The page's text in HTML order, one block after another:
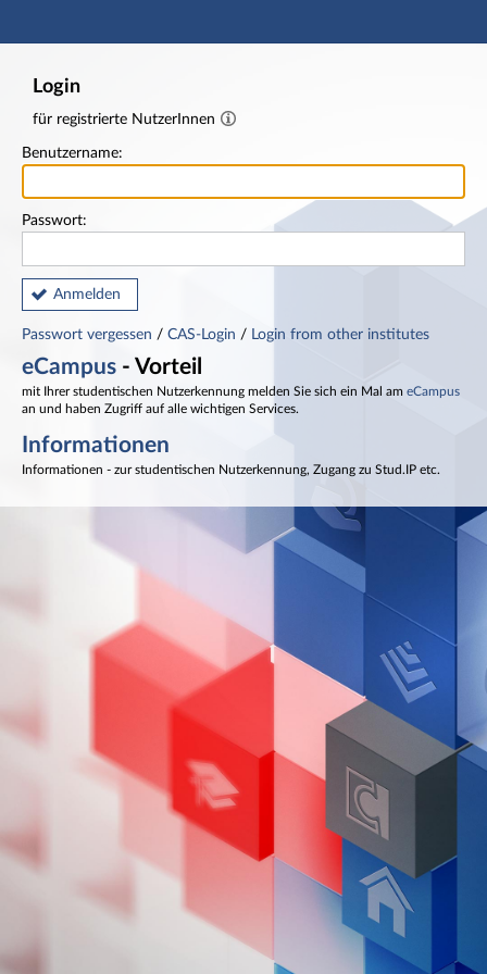
Hauptnavigation
Login
für registrierte NutzerInnen
Benutzername:
Passwort:
Anmelden
Passwort vergessen / CAS-Login / Login from other institutes
eCampus - Vorteil
mit Ihrer studentischen Nutzerkennung melden Sie sich ein Mal am eCampus
an und haben Zugriff auf alle wichtigen Services.
Informationen
Informationen - zur studentischen Nutzerkennung, Zugang zu Stud.IP etc.